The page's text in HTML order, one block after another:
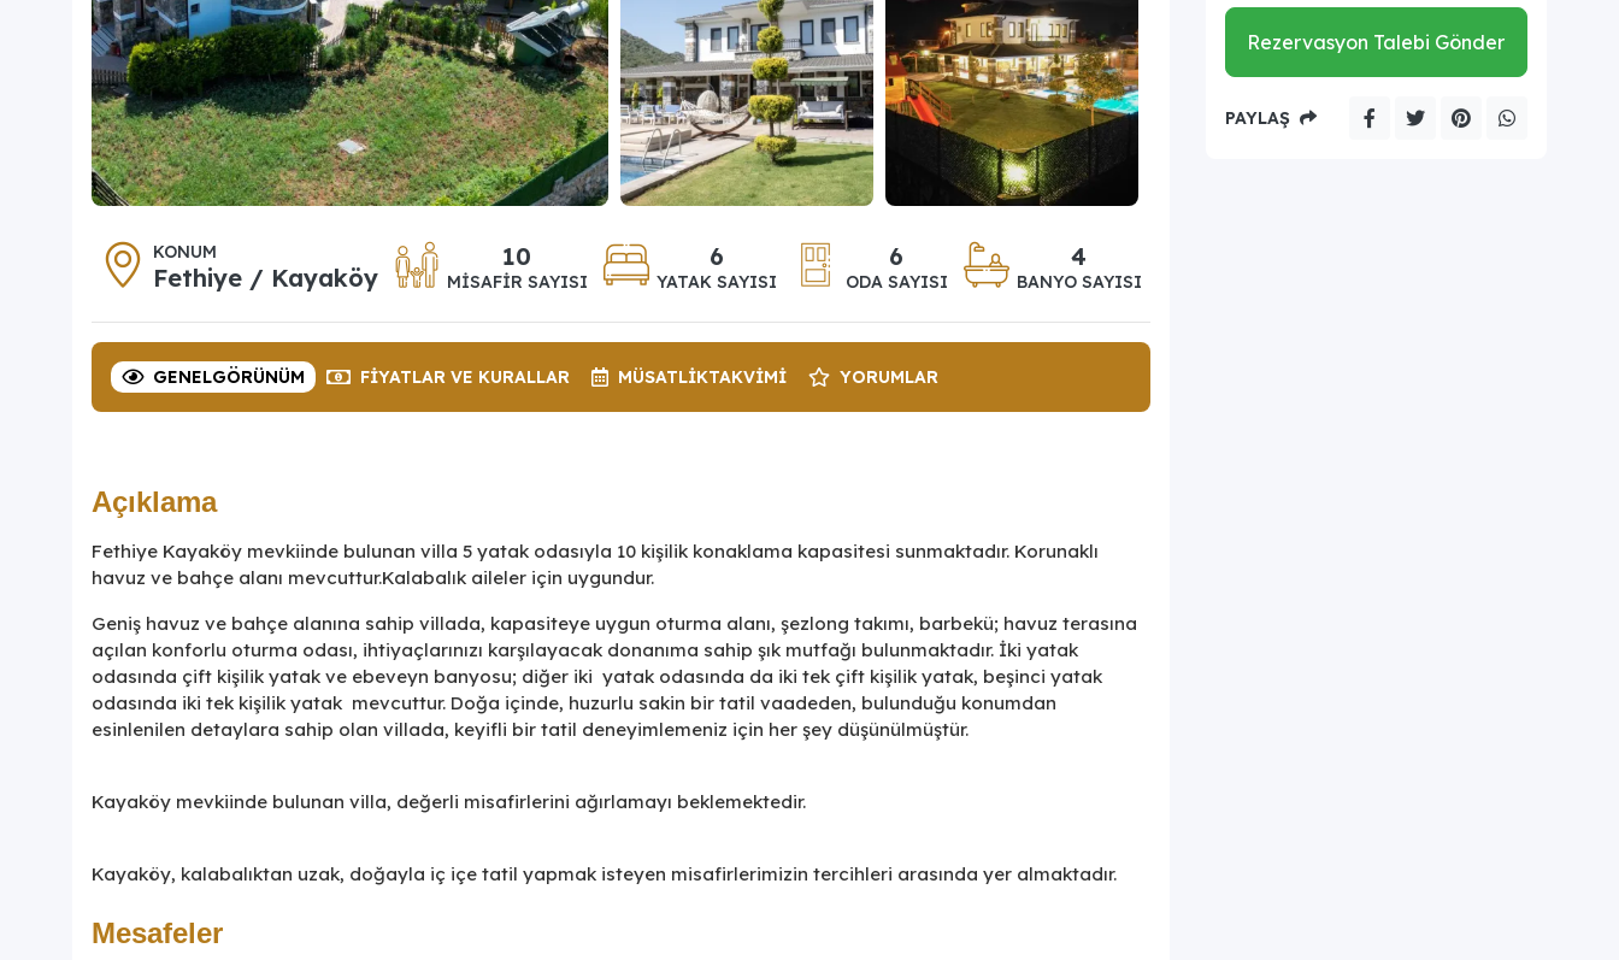
KONUM
Fethiye / Kayaköy
10
MISAFIR SAYISI
6
YATAK SAYISI
6
ODA SAYISI
4
BANYO SAYISI
GENELGÖRÜNÜM FIYATLAR VE KURALLAR MÜSATLIKTAKVIMI YORUMLAR
Açıklama
Fethiye Kayaköy mevkiinde bulunan villa 5 yatak odasıyla 10 kişilik konaklama kapasitesi sunmaktadır. Korunaklı
havuz ve bahçe alanı mevcuttur.Kalabalık aileler için uygundur.
Geniş havuz ve bahçe alanına sahip villada, kapasiteye uygun oturma alanı, şezlong takımı, barbekü; havuz terasına
açılan konforlu oturma odası, ihtiyaçlarınızı karşılayacak donanıma sahip şık mutfağı bulunmaktadır. İki yatak
odasında çift kişilik yatak ve ebeveyn banyosu; diğer iki yatak odasında da iki tek çift kişilik yatak, beşinci yatak
odasında iki tek kişilik yatak mevcuttur. Doğa içinde, huzurlu sakin bir tatil vaadeden, bulunduğu konumdan
esinlenilen detaylara sahip olan villada, keyifli bir tatil deneyimlemeniz için her şey düşünülmüştür.
Kayaköy mevkiinde bulunan villa, değerli misafirlerini ağırlamayı beklemektedir.
Kayaköy, kalabalıktan uzak, doğayla iç içe tatil yapmak isteyen misafirlerimizin tercihleri arasında yer almaktadır.
Mesafeler
Rezervasyon Talebi Gönder
PAYLAŞ